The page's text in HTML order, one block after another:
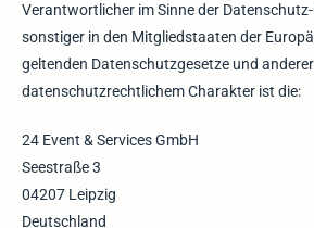
Verantwortlicher im Sinne der
sonstiger in den Mitgliedstaaten der
geltenden Datenschutzgesetze und
datenschutzrechtlichem Charakter ist die:
24 Event & Services GmbH
Seestraße 3
04207 Leipzig
Deutschland